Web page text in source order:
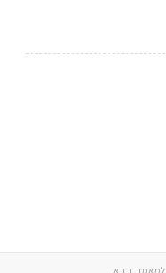
למאמר הבא